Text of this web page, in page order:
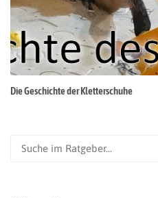
Die Geschichte der Kletterschuhe